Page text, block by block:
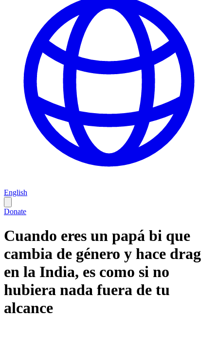
English
Donate
Cuando eres un papá bi que
cambia de género y hace drag
en la India, es como si no
hubiera nada fuera de tu
alcance